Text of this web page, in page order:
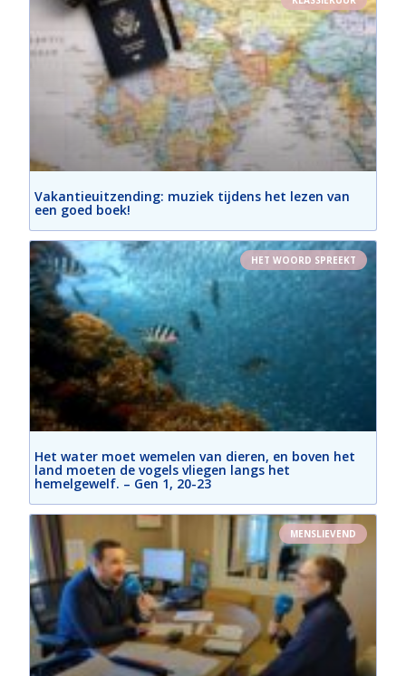
Vakantieuitzending: muziek tijdens het lezen van
een goed boek!
HET WOORD SPREEKT
Het water moet wemelen van dieren, en boven het
land moeten de vogels vliegen langs het
hemelgewelf. – Gen 1, 20-23
MENSLIEVEND